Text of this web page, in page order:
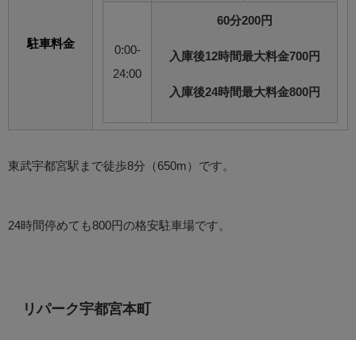
駐車料金
0:00-
24:00
60分200円
入庫後12時間最大料金700円
入庫後24時間最大料金800円
東武宇都宮駅まで徒歩8分（650m）です。
24時間停めても800円の格安駐車場です。
リパーク宇都宮本町